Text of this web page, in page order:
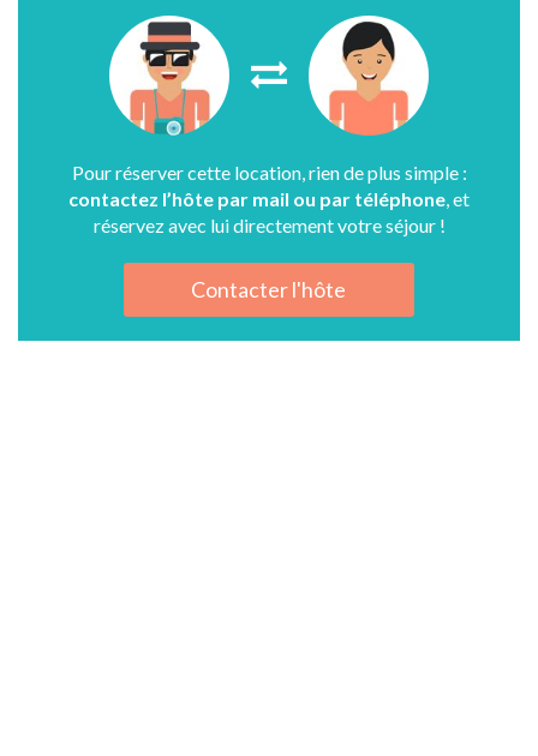
Pour réserver cette location, rien de plus simple :
contactez l’hôte par mail ou par téléphone , et
réservez avec lui directement votre séjour !
Contacter l'hôte